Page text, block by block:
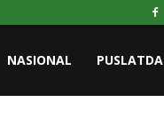
NASIONAL PUSLATDA